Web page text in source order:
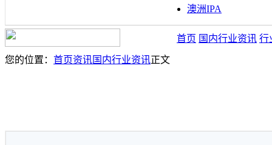
澳洲IPA
首页 国内行业资讯 行
您的位置： 首页资讯国内行业资讯正文